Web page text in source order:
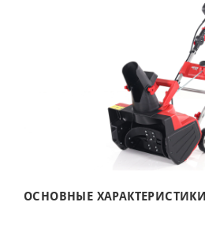
ОСНОВНЫЕ ХАРАКТЕРИСТИКИ